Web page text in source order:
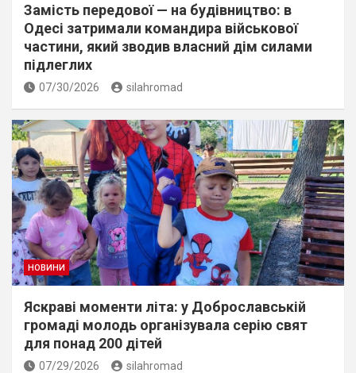
Замість передової — на будівництво: в
Одесі затримали командира військової
частини, який зводив власний дім силами
підлеглих
07/30/2026 silahromad
НОВИНИ
Яскраві моменти літа: у Доброславській
громаді молодь організувала серію свят
для понад 200 дітей
07/29/2026 silahromad